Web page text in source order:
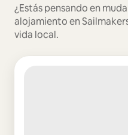
¿Estás pensando en
alojamiento en
vida local.